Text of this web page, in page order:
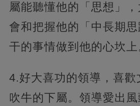
屬能聽懂他的「思想」
會和把握他的「中長期
干的事情做到他的心坎上
4.好大喜功的領導，喜歡
吹牛的下屬。領導愛出